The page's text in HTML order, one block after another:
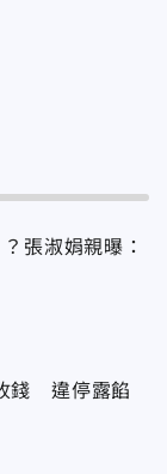
張淑娟親曝：
錢 違停露餡